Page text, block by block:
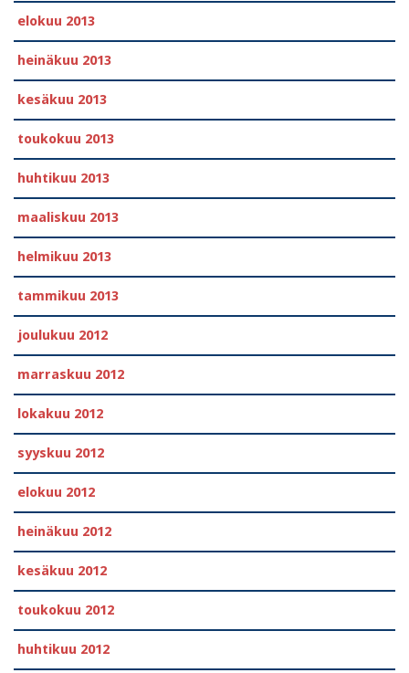
elokuu 2013
heinäkuu 2013
kesäkuu 2013
toukokuu 2013
huhtikuu 2013
maaliskuu 2013
helmikuu 2013
tammikuu 2013
joulukuu 2012
marraskuu 2012
lokakuu 2012
syyskuu 2012
elokuu 2012
heinäkuu 2012
kesäkuu 2012
toukokuu 2012
huhtikuu 2012